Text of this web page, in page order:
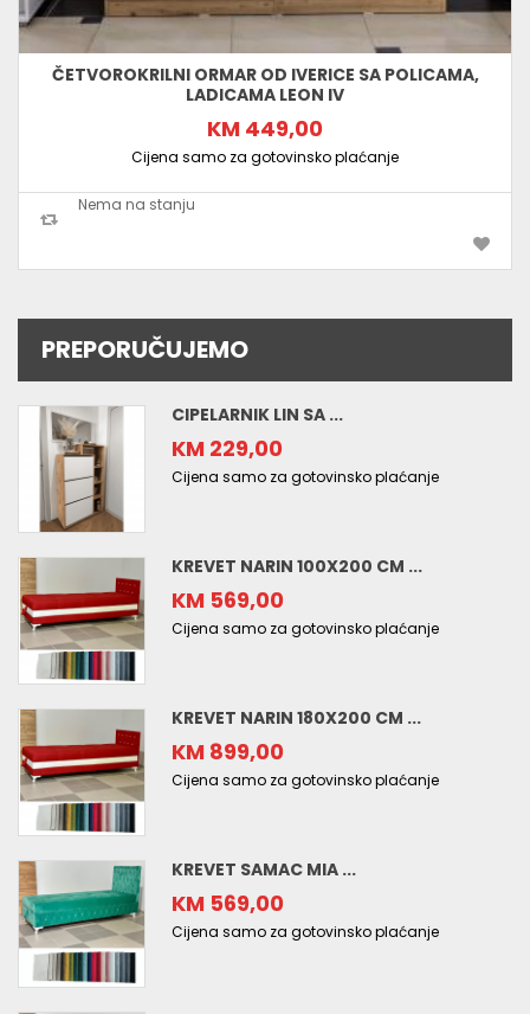
ČETVOROKRILNI ORMAR OD IVERICE SA POLICAMA,
LADICAMA LEON IV
KM 449,00
Cijena samo za gotovinsko plaćanje
Nema na stanju
PREPORUČUJEMO
CIPELARNIK LIN SA ...
KM 229,00
Cijena samo za gotovinsko plaćanje
KREVET NARIN 100X200 CM ...
KM 569,00
Cijena samo za gotovinsko plaćanje
KREVET NARIN 180X200 CM ...
KM 899,00
Cijena samo za gotovinsko plaćanje
KREVET SAMAC MIA ...
KM 569,00
Cijena samo za gotovinsko plaćanje